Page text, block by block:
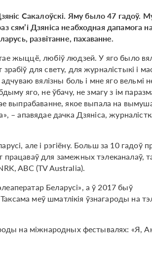
Сакалоўскі. Яму было 47 гадоў.
сям’і Дзяніса неабходная дапамога
развітанне, пахаванне.
жыццё, любіў людзей. У яго было
для свету, для журналістыкі і
вялізны боль і мне яго вельмі
яго, не ўбачу, не змагу з ім
выпрабаванне, якое выпала на
– апавядае дачка Дзяніса,
але і рэгіёну. Больш за 10 гадоў
для замежных тэлеканалаў,
ABC (TV Australia).
Беларусі», а ў 2017 быў
меў шматлікія ўзнагароды на
на міжнародных фестывалях: «Я,